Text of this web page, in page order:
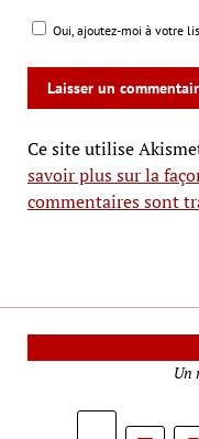
Oui, ajoutez-moi à votre
Ce site utilise
savoir plus sur la
commentaires sont
Un